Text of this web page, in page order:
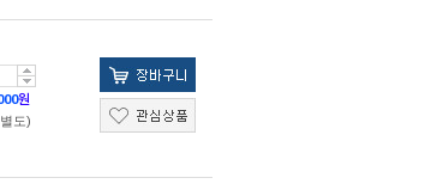
원
도)